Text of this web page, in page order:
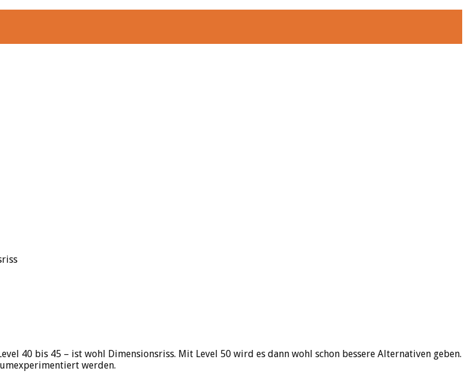
40 bis 45 – ist wohl Dimensionsriss. Mit Level 50 wird es dann wohl schon bessere Alternativen geben.
werden.